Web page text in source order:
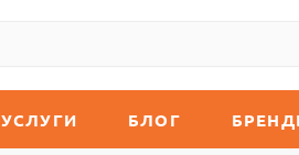
УСЛУГИ БЛОГ